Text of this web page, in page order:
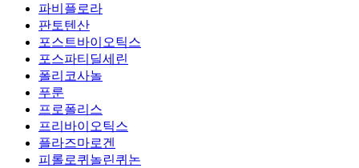
파비플로라
판토텐산
포스트바이오틱스
포스파티딜세린
폴리코사놀
푸룬
프로폴리스
프리바이오틱스
플라즈마로겐
피롤로퀴놀린퀴논